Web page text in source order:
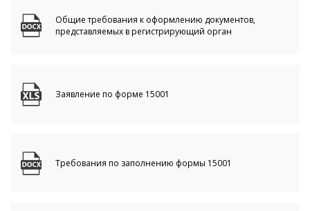
Общие требования к оформлению документов,
представляемых в регистрирующий орган
Заявление по форме 15001
Требования по заполнению формы 15001